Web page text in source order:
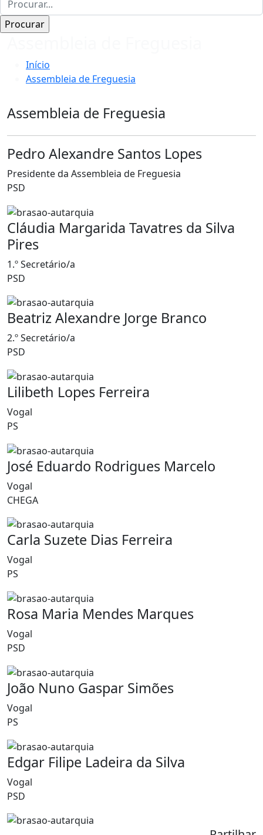
Início
Assembleia de Freguesia
Assembleia de Freguesia
Pedro Alexandre Santos Lopes
Presidente da Assembleia de Freguesia
PSD
Cláudia Margarida Tavatres da Silva
Pires
1.º Secretário/a
PSD
Beatriz Alexandre Jorge Branco
2.º Secretário/a
PSD
Lilibeth Lopes Ferreira
Vogal
PS
José Eduardo Rodrigues Marcelo
Vogal
CHEGA
Carla Suzete Dias Ferreira
Vogal
PS
Rosa Maria Mendes Marques
Vogal
PSD
João Nuno Gaspar Simões
Vogal
PS
Edgar Filipe Ladeira da Silva
Vogal
PSD